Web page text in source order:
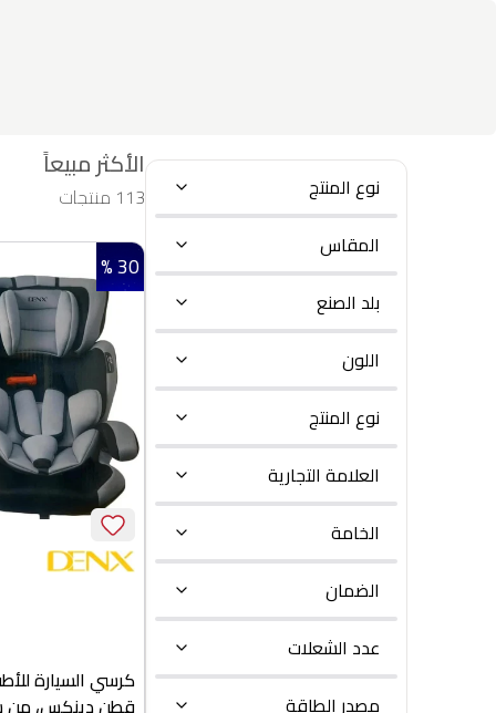
نوع المنتج
المقاس
بلد الصنع
اللون
نوع المنتج
العلامة التجارية
الخامة
الضمان
عدد الشعلات
مصدر الطاقة
الأكثر مبيعاً
113 منتجات
كرسي السيارة
30 %